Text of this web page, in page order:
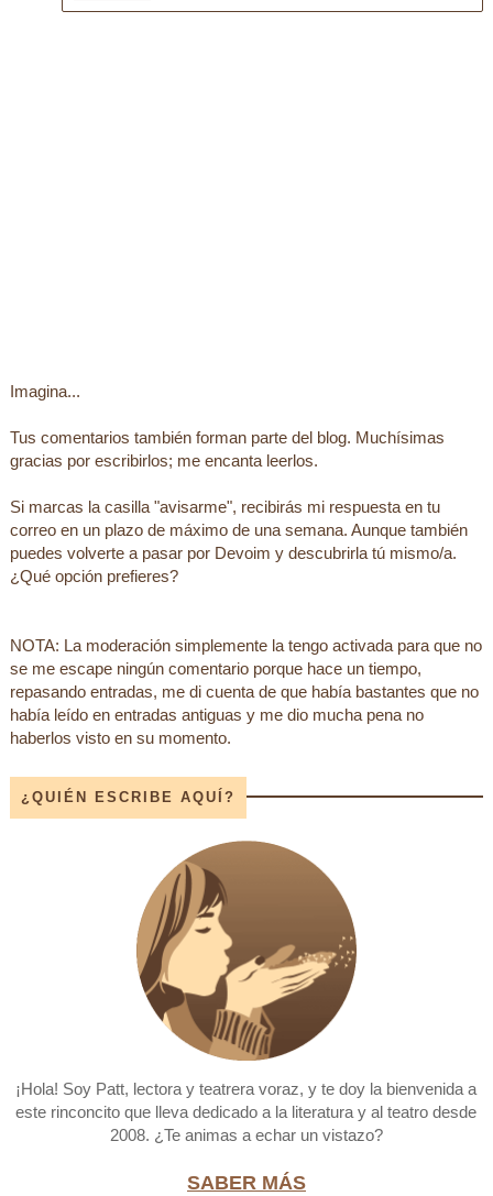
Imagina...
Tus comentarios también forman parte del blog. Muchísimas
gracias por escribirlos; me encanta leerlos.
Si marcas la casilla "avisarme", recibirás mi respuesta en tu
correo en un plazo de máximo de una semana. Aunque también
puedes volverte a pasar por Devoim y descubrirla tú mismo/a.
¿Qué opción prefieres?
NOTA: La moderación simplemente la tengo activada para que no
se me escape ningún comentario porque hace un tiempo,
repasando entradas, me di cuenta de que había bastantes que no
había leído en entradas antiguas y me dio mucha pena no
haberlos visto en su momento.
¿QUIÉN ESCRIBE AQUÍ?
¡Hola! Soy Patt, lectora y teatrera voraz, y te doy la bienvenida a
este rinconcito que lleva dedicado a la literatura y al teatro desde
2008. ¿Te animas a echar un vistazo?
SABER MÁS